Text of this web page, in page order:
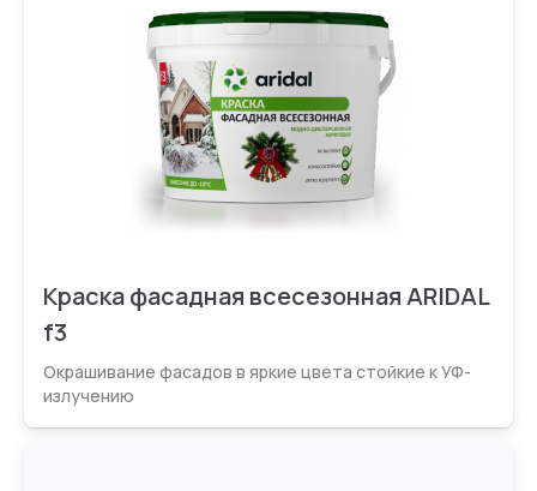
Краска фасадная всесезонная ARIDAL
f3
Окрашивание фасадов в яркие цвета стойкие к УФ-
излучению